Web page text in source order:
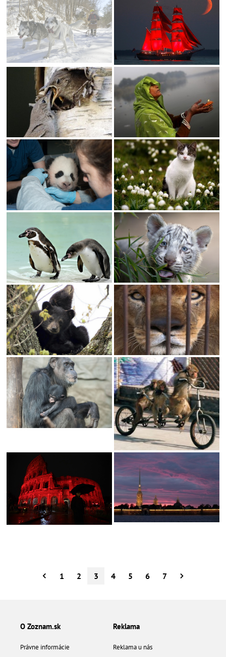
1 2 3 4 5 6 7
O Zoznam.sk
Právne informácie
Reklama
Reklama u nás